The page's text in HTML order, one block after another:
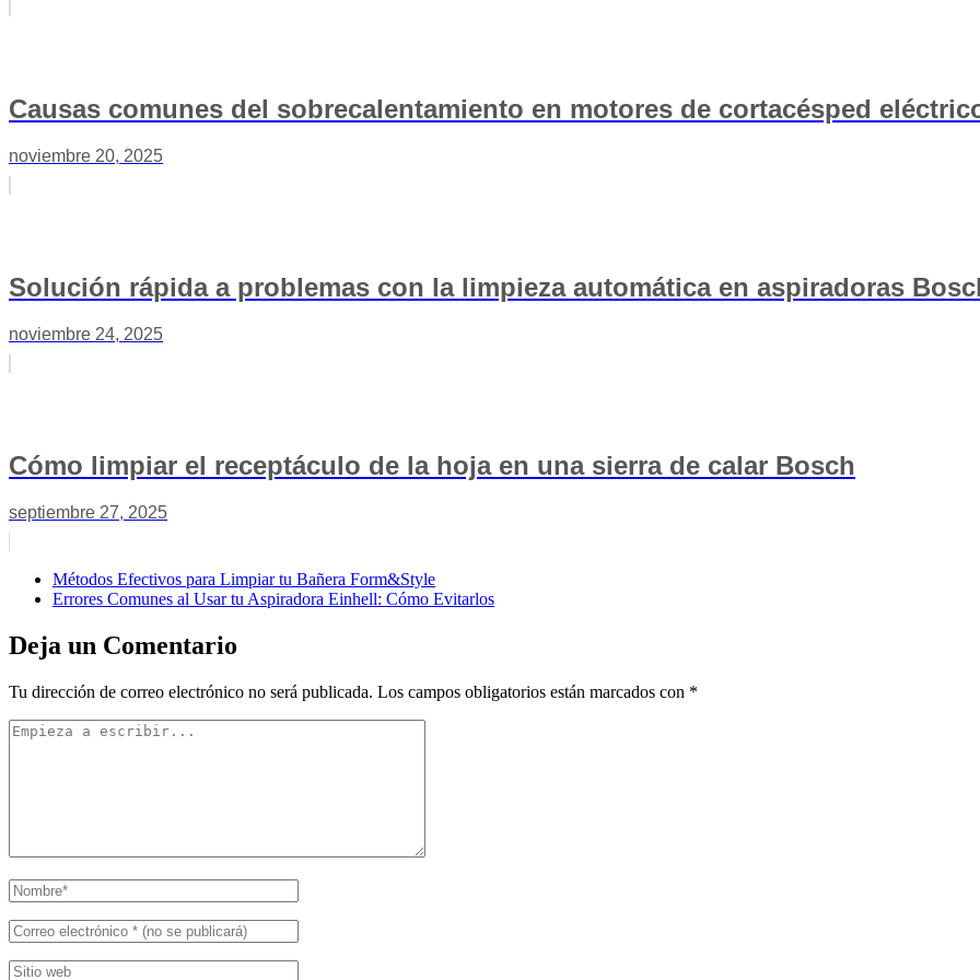
Causas comunes del sobrecalentamiento en motores de cortacésped
noviembre 20, 2025
Solución rápida a problemas con la limpieza automática en aspiradoras
noviembre 24, 2025
Cómo limpiar el receptáculo de la hoja en una sierra de calar Bosch
septiembre 27, 2025
Métodos Efectivos para Limpiar tu Bañera Form&Style
Errores Comunes al Usar tu Aspiradora Einhell: Cómo Evitarlos
Deja un Comentario
Tu dirección de correo electrónico no será publicada. Los campos obligatorios están marcados con *